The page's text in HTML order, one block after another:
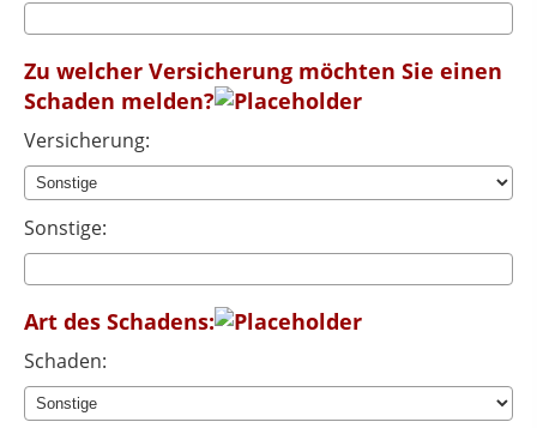
Zu welcher Versicherung möchten Sie einen
Schaden melden?
Versicherung:
Sonstige:
Art des Schadens:
Schaden: